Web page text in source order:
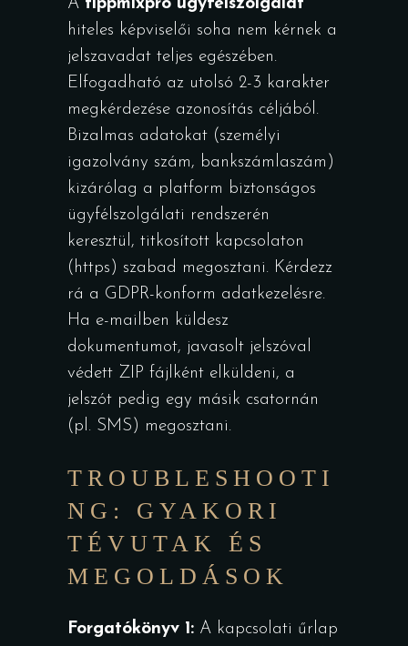
A tippmixpro ügyfélszolgálat
hiteles képviselői soha nem kérnek a
jelszavadat teljes egészében.
Elfogadható az utolsó 2-3 karakter
megkérdezése azonosítás céljából.
Bizalmas adatokat (személyi
igazolvány szám, bankszámlaszám)
kizárólag a platform biztonságos
ügyfélszolgálati rendszerén
keresztül, titkosított kapcsolaton
(https) szabad megosztani. Kérdezz
rá a GDPR-konform adatkezelésre.
Ha e-mailben küldesz
dokumentumot, javasolt jelszóval
védett ZIP fájlként elküldeni, a
jelszót pedig egy másik csatornán
(pl. SMS) megosztani.
TROUBLESHOOTI
NG: GYAKORI
TÉVUTAK ÉS
MEGOLDÁSOK
Forgatókönyv 1: A kapcsolati űrlap